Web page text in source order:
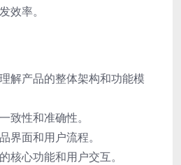
效率。
解产品的整体架构和功能模
致性和准确性。
界面和用户流程。
核心功能和用户交互。